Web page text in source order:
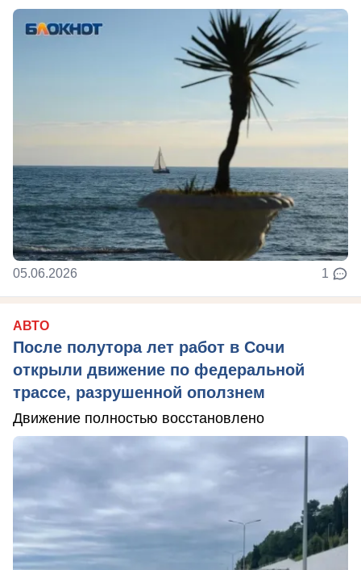
05.06.2026 1
АВТО
После полутора лет работ в Сочи
открыли движение по федеральной
трассе, разрушенной оползнем
Движение полностью восстановлено